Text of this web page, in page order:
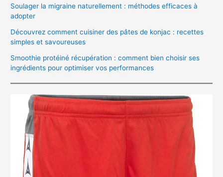
Soulager la migraine naturellement : méthodes efficaces à
adopter
Découvrez comment cuisiner des pâtes de konjac : recettes
simples et savoureuses
Smoothie protéiné récupération : comment bien choisir ses
ingrédients pour optimiser vos performances